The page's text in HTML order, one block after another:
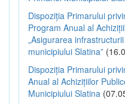
Dispoziția Primarului
Program Anual al
„Asigurarea
municipiului Slatina”
Dispoziția Primarului
Anual al Achizițiilor
Municipiului Slatina